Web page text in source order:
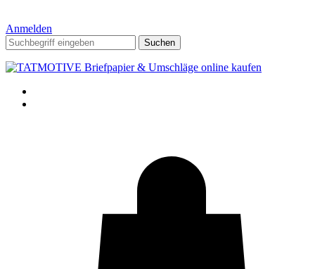
Anmelden
Suchen